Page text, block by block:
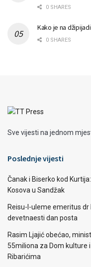
0 SHARES
Kako je na
0 SHARES
Sve vijesti na jednom
Poslednje vijesti
Čanak i Biserko kod
Kosova u Sandžak
Reisu-l-uleme emeritus dr
devetnaesti dan posta
Rasim Ljajić obećao,
55miliona za Dom kulture
Ribarićima